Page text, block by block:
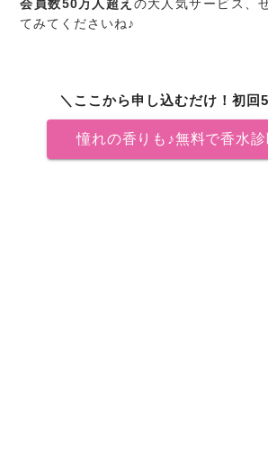
会員数50万人超え の大人気サービス、
てみてくださいね♪
＼ここから申し込むだけ！初回
憧れの香りも♪無料で香水診